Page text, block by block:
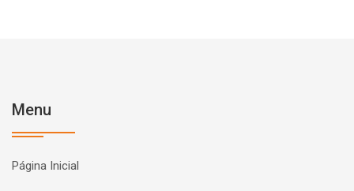
Menu
Página Inicial